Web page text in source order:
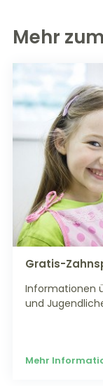
Mehr
Gratis-
Informationen
und
Mehr